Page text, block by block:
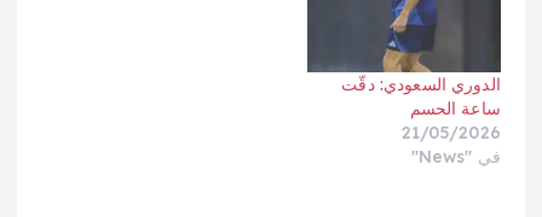
الدوري السعودي: دقّت
ساعة الحسم
21/05/2026
في "News"